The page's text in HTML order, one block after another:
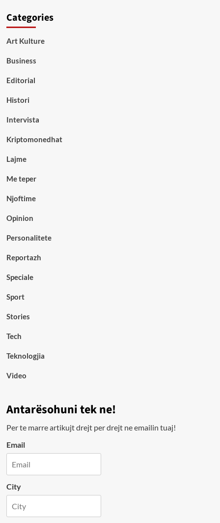
Categories
Art Kulture
Business
Editorial
Histori
Intervista
Kriptomonedhat
Lajme
Me teper
Njoftime
Opinion
Personalitete
Reportazh
Speciale
Sport
Stories
Tech
Teknologjia
Video
Antarësohuni tek ne!
Per te marre artikujt drejt per drejt ne emailin tuaj!
Email
City